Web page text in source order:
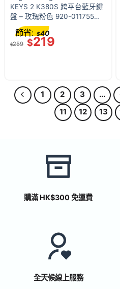
KEYS 2 K380S 跨平台藍牙鍵
盤 – 玫瑰粉色 920-011755｜
最多連線到四個裝置｜10個自
定義快捷鍵｜36個月電池壽命
(英文鍵盤)
$259 $219
節省: $40
1 2 3 ...
11
12 13
購滿 HK$300 免運費
全天候線上服務